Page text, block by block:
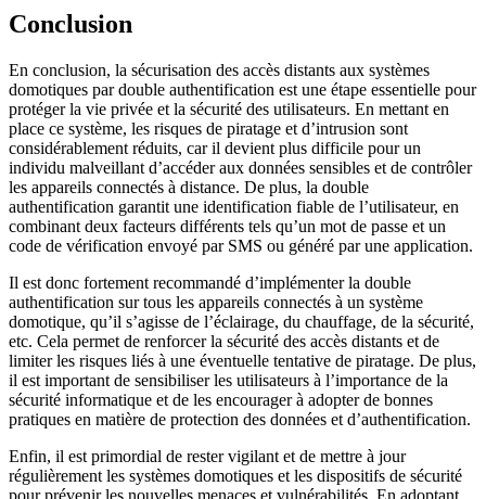
Conclusion
En conclusion, la sécurisation des accès distants aux systèmes
domotiques par double authentification est une étape essentielle pour
protéger la vie privée et la sécurité des utilisateurs. En mettant en
place ce système, les risques de piratage et d’intrusion sont
considérablement réduits, car il devient plus difficile pour un
individu malveillant d’accéder aux données sensibles et de contrôler
les appareils connectés à distance. De plus, la double
authentification garantit une identification fiable de l’utilisateur, en
combinant deux facteurs différents tels qu’un mot de passe et un
code de vérification envoyé par SMS ou généré par une application.
Il est donc fortement recommandé d’implémenter la double
authentification sur tous les appareils connectés à un système
domotique, qu’il s’agisse de l’éclairage, du chauffage, de la sécurité,
etc. Cela permet de renforcer la sécurité des accès distants et de
limiter les risques liés à une éventuelle tentative de piratage. De plus,
il est important de sensibiliser les utilisateurs à l’importance de la
sécurité informatique et de les encourager à adopter de bonnes
pratiques en matière de protection des données et d’authentification.
Enfin, il est primordial de rester vigilant et de mettre à jour
régulièrement les systèmes domotiques et les dispositifs de sécurité